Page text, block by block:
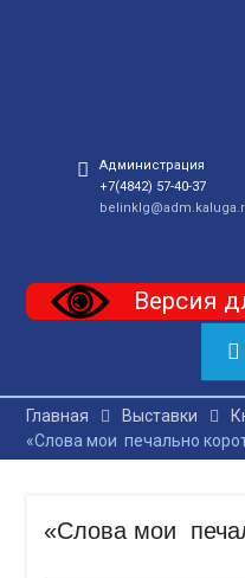
Администрация
+7(4842) 57-40-37
Версия
Главная Выставки
«Слова мои печально
«Слова мои